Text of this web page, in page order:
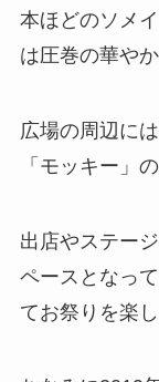
本ほどのソメ
は圧巻の華やか
広場の周辺に
「モッキー」
出店やステー
ペースとなっ
てお祭りを楽